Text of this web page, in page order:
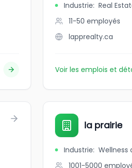
Industrie: Real
11-50 employés
lapprealty.ca
Voir les emplois et
la prairie
Industrie: Wellness
1001-5000